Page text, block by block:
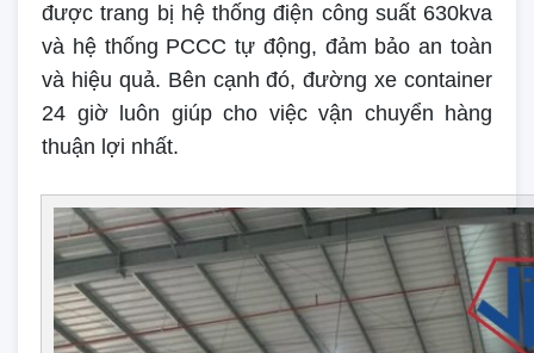
được trang bị hệ thống điện công suất 630kva
và hệ thống PCCC tự động, đảm bảo an toàn
và hiệu quả. Bên cạnh đó, đường xe container
24 giờ luôn giúp cho việc vận chuyển hàng
thuận lợi nhất.